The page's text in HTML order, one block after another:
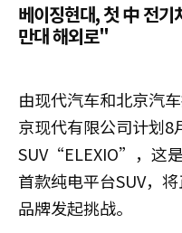
베이징현대, 첫 中 전
만대 해외로"
由现代汽车和北京汽
京现代有限公司计划8
SUV“ELEXIO”，这
首款纯电平台SUV，
品牌发起挑战。